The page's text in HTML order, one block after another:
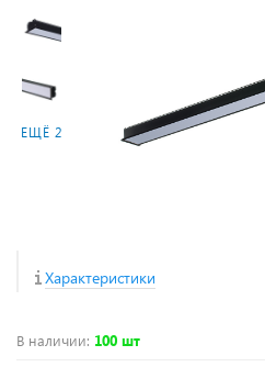
ЕЩЁ 2
Характеристики
В наличии: 100 шт